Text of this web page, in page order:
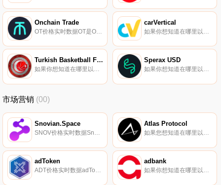
Onchain Trade
OT价格实时数据OT是Onchain Trade协议的实用性和治理令牌。提供单一代币流动性,将相同数量的代币存入OT池将带来2倍的流动性,就像存入其他类似Uniswap V2的池一样,我们在Aptos上看到的大多数DEX都是简单的Uniswap V2类型2.
carVertical
Turkish Basketball Federation Fan Token
如果你想知道在哪里以当前价格购买Turkish Basketball Federation Fan Token,目前交易{Turkish Basketball Federation Fan Token]股票的顶级加密货币交易所是XT.COM和Bitci TR.
Sperax USD
如果你想知道在哪里以当前价格购买Sperax USD,目前交易{Sperax USD]股票的顶级加密货币交易所是Uniswap（V3）（ArUSDstrum）和Camelot。您可以在我们的加密货币交易所页面上找到其他列表。Sperax USD（USDs）是一种稳定币,它在本地产生自动收益.
市场营销 (00)
Snovian.Space Atlas Protocol
adToken
ADT价格实时数据adToken（ADT）是一种加密货币,在以太坊平台上运行。adToken目前的供应量为1000000000,流通量为904000000。最近已知的adToken价格为0.00024245美元,在过去24小时内上涨了0.04美元.
adbank
如果你想知道在哪里以当前价格购买adbank,目前交易{adbank]股票的顶级加密货币交易所是KuCoin。您可以在我们的加密货币交易所页面上找到其他列表。adbank（ADB）是一种加密货币,在以太坊平台上运行.